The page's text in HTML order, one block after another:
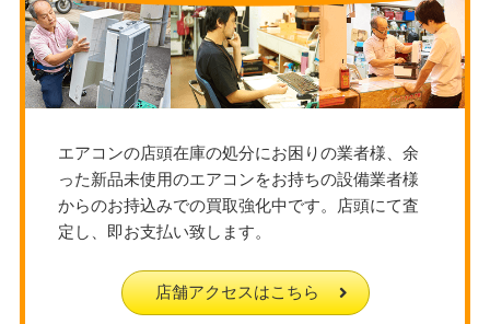
エアコンの店頭在庫の処分にお困りの業者様、余
った新品未使用のエアコンをお持ちの設備業者様
からのお持込みでの買取強化中です。店頭にて査
定し、即お支払い致します。
店舗アクセスはこちら